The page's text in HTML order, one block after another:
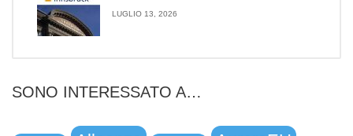
LUGLIO 13, 2026
SONO INTERESSATO A…